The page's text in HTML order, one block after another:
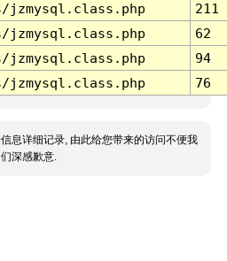
jzmysql.class.php
211
jzmysql.class.php
62
jzmysql.class.php
94
jzmysql.class.php 76
息详细记录, 由此给您带来的访问不便我
们深感歉意.